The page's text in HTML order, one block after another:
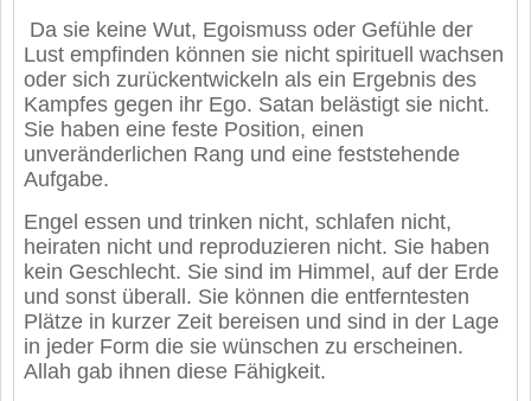
Da sie keine Wut, Egoismuss oder Gefühle der
Lust empfinden können sie nicht spirituell wachsen
oder sich zurückentwickeln als ein Ergebnis des
Kampfes gegen ihr Ego. Satan belästigt sie nicht.
Sie haben eine feste Position, einen
unveränderlichen Rang und eine feststehende
Aufgabe.
Engel essen und trinken nicht, schlafen nicht,
heiraten nicht und reproduzieren nicht. Sie haben
kein Geschlecht. Sie sind im Himmel, auf der Erde
und sonst überall. Sie können die entferntesten
Plätze in kurzer Zeit bereisen und sind in der Lage
in jeder Form die sie wünschen zu erscheinen.
Allah gab ihnen diese Fähigkeit.